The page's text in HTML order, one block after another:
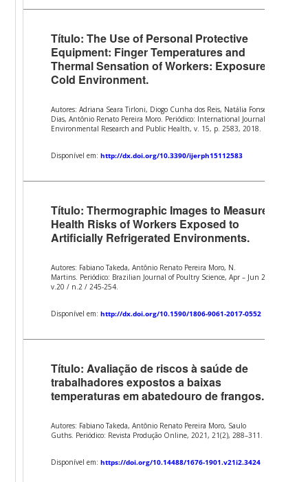
Título: The Use of Personal Protective
Equipment: Finger Temperatures and
Thermal Sensation of Workers: Exposure to
Cold Environment.
Autores: Adriana Seara Tirloni, Diogo Cunha dos Reis, Natália Fonseca
Dias, Antônio Renato Pereira Moro. Periódico: International Journal of
Environmental Research and Public Health, v. 15, p. 2583, 2018.
Disponível em:http://dx.doi.org/10.3390/ijerph15112583
Título: Thermographic Images to Measure
Health Risks of Workers Exposed to
Artificially Refrigerated Environments.
Autores: Fabiano Takeda, Antônio Renato Pereira Moro, N.
Martins. Periódico: Brazilian Journal of Poultry Science, Apr – Jun 2018 /
v.20 / n.2 / 245-254.
Disponível em:http://dx.doi.org/10.1590/1806-9061-2017-0552
Título: Avaliação de riscos à saúde de
trabalhadores expostos a baixas
temperaturas em abatedouro de frangos.
Autores: Fabiano Takeda, Antônio Renato Pereira Moro, Saulo
Guths. Periódico: Revista Produção Online, 2021, 21(2), 288–311.
Disponível em:https://doi.org/10.14488/1676-1901.v21i2.3424